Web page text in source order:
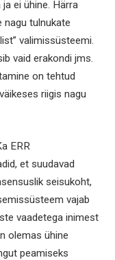
ei ühine. Härra
nagu tulnukate
valimissüsteemi.
vaid erakondi jms.
on tehtud
riigis nagu
ERR
et suudavad
seisukoht,
vajab
vaadetega inimest
olemas ühine
peamiseks